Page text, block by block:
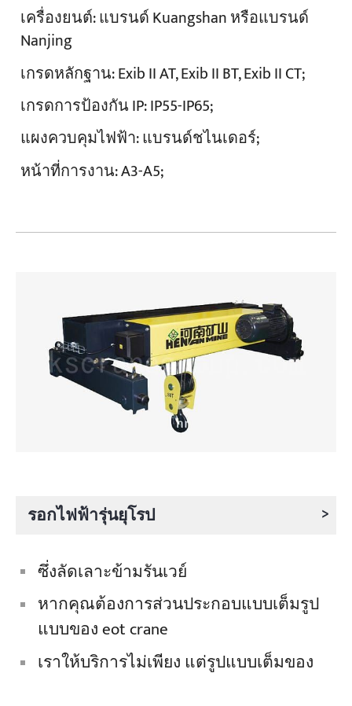
เครื่องยนต์:แบรนด์ Kuangshan หรือแบรนด์
Nanjing
เกรดหลักฐาน:Exib II AT, Exib II BT, Exib II CT;
เกรดการป้องกัน IP:IP55-IP65;
แผงควบคุมไฟฟ้า:แบรนด์ชไนเดอร์;
หน้าที่การงาน:A3-A5;
รอกไฟฟ้ารุ่นยุโรป >
ซึ่งลัดเลาะข้ามรันเวย์
หากคุณต้องการส่วนประกอบแบบเต็มรูป
แบบของ eot crane
เราให้บริการไม่เพียง แต่รูปแบบเต็มของ